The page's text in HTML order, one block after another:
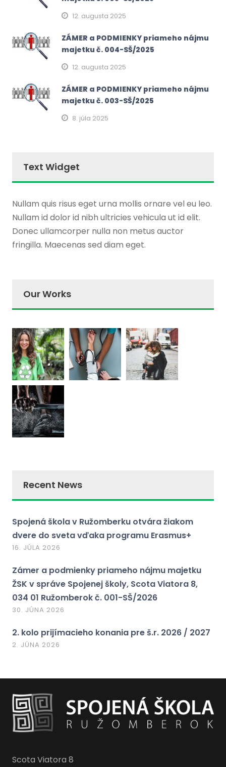
12. augusta 2025
ZÁMER a PODMIENKY priameho nájmu
majetku č. 004-SŠ/2025
12. augusta 2025
ZÁMER a PODMIENKY priameho nájmu
majetku č. 003-SŠ/2025
8. júla 2025
Text Widget
Nullam quis risus eget urna mollis ornare vel eu leo.
Nullam id dolor id nibh ultricies vehicula ut id elit.
Donec ullamcorper nulla non metus auctor
fringilla. Maecenas sed diam eget.
Our Works
Recent News
Spojená škola v Ružomberku otvára žiakom
dvere do sveta vďaka programu Erasmus+
16. JÚLA 2026
Zámer a podmienky priameho nájmu majetku
ŽSK v správe Spojenej školy, Scota Viatora 8,
034 01 Ružomberok č. 001-SŠ/2026
30. JÚNA 2026
2. kolo prijímacieho konania pre š.r. 2026 / 2027
2. JÚNA 2026
Scota Viatora 8